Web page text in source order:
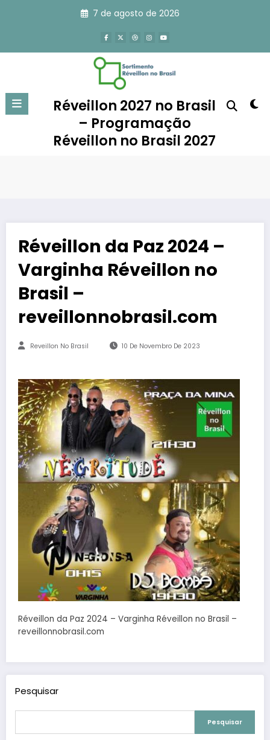
7 de agosto de 2026
Réveillon 2027 no Brasil
– Programação
Réveillon no Brasil 2027
Réveillon da Paz 2024 –
Varginha Réveillon no
Brasil –
reveillonnobrasil.com
Reveillon No Brasil 10 De Novembro De 2023
Réveillon da Paz 2024 – Varginha Réveillon no Brasil –
reveillonnobrasil.com
Pesquisar
Pesquisar